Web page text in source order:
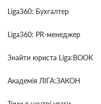
Liga360: Бухгалтер
Liga360: PR-менеджер
Знайти юриста Liga:BOOK
Академія ЛІГА:ЗАКОН